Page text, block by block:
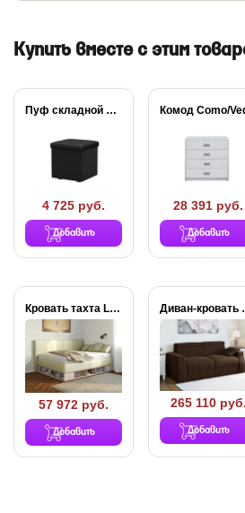
Купить вместе с этим
Пуф складной Como/Veda
4 725 руб.
Добавить
Комод Como/
28 391 руб.
Добавить
Кровать тахта Lancaster...
57 972 руб.
Добавить
265 110 руб.
Добавить